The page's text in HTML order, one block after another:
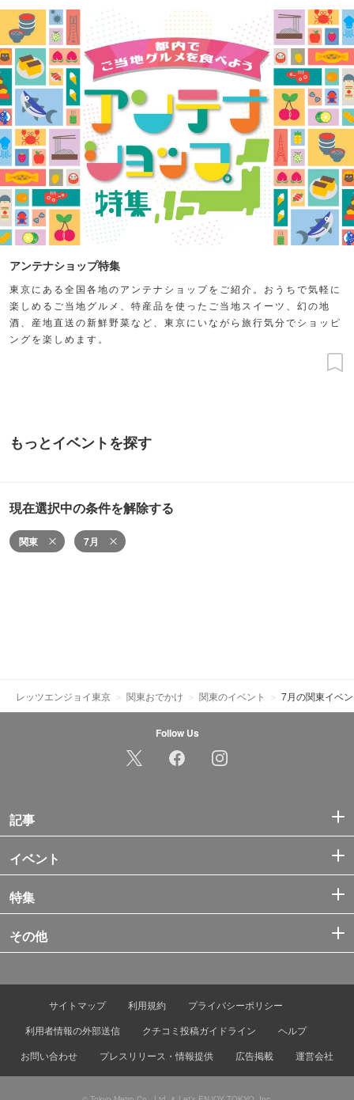
アンテナショップ特集
東京にある全国各地のアンテナショップをご紹介。おうちで気軽に
楽しめるご当地グルメ、特産品を使ったご当地スイーツ、幻の地
酒、産地直送の新鮮野菜など、東京にいながら旅行気分でショッピ
ングを楽しめます。
もっとイベントを探す
現在選択中の条件を解除する
関東 7月
レッツエンジョイ東京 関東おでかけ 関東のイベント 7月の関東イベ
Follow Us
記事
イベント
特集
その他
サイトマップ 利用規約
プライバシーポリシー
利用者情報の外部送信
クチコミ投稿ガイドライン
ヘルプ
お問い合わせ
プレスリリース・情報提供 広告掲載 運営会社